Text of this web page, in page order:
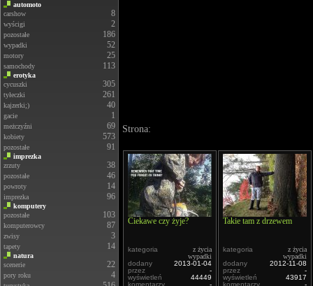
automoto
carshow
8
wyścigi 2
pozostałe 186
wypadki 52
motory 25
samochody 113
erotyka
cycuszki
305
tyłeczki 261
kajzerki;) 40
gacie 1
meżczyźni 69
kobiety 573
pozostałe 91
imprezka
zrzuty
38
pozostałe 46
powroty 14
imprezka 96
komputery
pozostałe
103
komputerowcy 87
zwisy 3
tapety 14
natura
scenerie
22
pory roku 4
Strona:
Ciekawe czy żyje?
kategoria
z życia
wypadki
dodany
2013-01-04
przez
-
wyświetleń
44449
komentarzy
-
Takie tam z drzewem
kategoria
z życia
wypadki
dodany
2012-11-08
przez
-
wyświetleń
43917
komentarzy
-